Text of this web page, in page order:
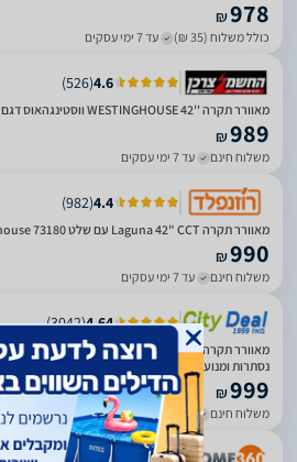
₪978
כולל משלוח (35 ₪) עד 7 ימי עסקים
4.6
(
526
)
מאוורר תקרה ''42 WESTINGHOUSE ווסטינגהאוס דגם 73180-2848
₪989
משלוח חינם עד 7 ימי עסקים
4.4
(
982
)
מאוורר תקרה Laguna 42" CCT עם שלט 73180 Westinghouse יבואן רשמי !
₪990
משלוח חינם עד 7 ימי עסקים
4.64
(
3042
)
נסתרות ומנוע DC | יבואן רשמי-משלוח מהיר
₪999
משלוח חינם עד 3 ימי עסקים